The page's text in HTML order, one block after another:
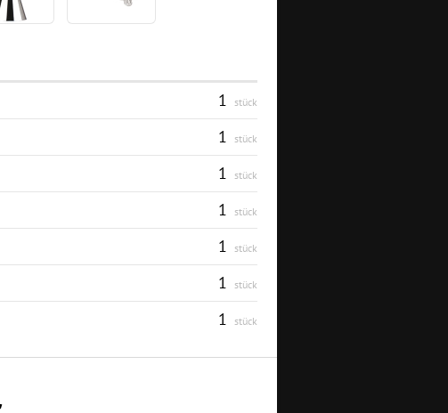
1 stück
1 stück
1 stück
1 stück
1 stück
1 stück
1 stück